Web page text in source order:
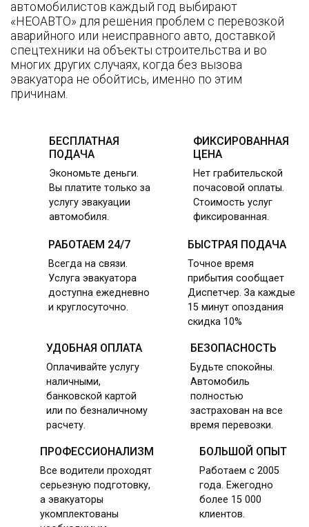
автомобилистов каждый год выбирают
«НЕОАВТО» для решения проблем с перевозкой
аварийного или неисправного авто, доставкой
спецтехники на объекты строительства и во
многих других случаях, когда без вызова
эвакуатора не обойтись, именно по этим
причинам.
БЕСПЛАТНАЯ
ПОДАЧА
Экономьте деньги.
Вы платите только за
услугу эвакуации
автомобиля.
ФИКСИРОВАННАЯ
ЦЕНА
Нет грабительской
почасовой оплаты.
Стоимость услуг
фиксированная.
РАБОТАЕМ 24/7
Всегда на связи.
Услуга эвакуатора
доступна ежедневно
и круглосуточно.
БЫСТРАЯ ПОДАЧА
Точное время
прибытия сообщает
Диспетчер. За каждые
15 минут опоздания
скидка 10%
УДОБНАЯ ОПЛАТА
Оплачивайте услугу
наличными,
банковской картой
или по безналичному
расчету.
БЕЗОПАСНОСТЬ
Будьте спокойны.
Автомобиль
полностью
застрахован на все
время перевозки.
ПРОФЕССИОНАЛИЗМ
Все водители проходят
серьезную подготовку,
а эвакуаторы
укомплектованы
БОЛЬШОЙ ОПЫТ
Работаем с 2005
года. Ежегодно
более 15 000
клиентов.